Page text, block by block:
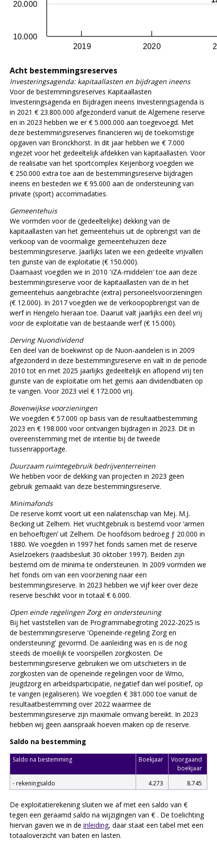
2019 2020
10.000
20.000
Acht bestemmingsreserves
Investeringsagenda: kapitaallasten en bijdragen ineens
Voor de bestemmingsreserves Kapitaallasten
Investeringsagenda en Bijdragen ineens Investeringsagenda is
in 2021 € 23.800.000 afgezonderd vanuit de Algemene reserve
en in 2023 hebben we er € 5.000.000 aan toegevoegd. Met
deze bestemmingsreserves financieren wij de toekomstige
opgaven van Bronckhorst. In dit jaar hebben we € 7.000
ingezet voor het gedeeltelijk afdekken van kapitaallasten. Voor
de realisatie van het sportcomplex Keijenborg voegden we
€ 250.000 extra toe aan de bestemmingsreserve bijdragen
ineens en besteden we € 95.000 aan de ondersteuning van
private (sport) accommadaties.
Gemeentehuis
We vormden voor de (gedeeltelijke) dekking van de
kapitaallasten van het gemeentehuis uit de opbrengst van de
verkoop van de voormalige gemeentehuizen deze
bestemmingsreserve. Jaarlijks laten we een gedeelte vrijvallen
ten gunste van de exploitatie (€ 150.000).
Daarnaast voegden we in 2010 'IZA-middelen' toe aan deze
bestemmingsreserve voor de kapitaallasten van de in het
gemeentehuis aangebrachte (extra) personeelsvoorzieningen
(€ 12.000). In 2017 voegden we de verkoopopbrengst van de
werf in Hengelo hieraan toe. Daaruit valt jaarlijks een deel vrij
voor de exploitatie van de bestaande werf (€ 15.000).
Derving Nuondividend
Een deel van de boekwinst op de Nuon-aandelen is in 2009
afgezonderd in deze bestemmingsreserve en valt in de periode
2010 tot en met 2025 jaarlijks gedeeltelijk en aflopend vrij ten
gunste van de exploitatie om het gemis aan dividendbaten op
te vangen. Voor 2023 viel € 172.000 vrij.
Bovenwijkse voorzieningen
We voegden € 57.000 op basis van de resultaatbestemming
2023 en € 198.000 voor ontvangen bijdragen in 2023. Dit in
overeenstemming met de intentie bij de tweede
tussenrapportage.
Duurzaam ruimtegebruik bedrijventerreinen
We hebben voor de dekking van projecten in 2023 geen
gebruik gemaakt van deze bestemmingsreserve.
Minimafonds
De reserve komt voort uit een nalatenschap van Mej. M.J.
Becking uit Zelhem. Het vruchtgebruik is bestemd voor ‘armen
en behoeftigen’ uit Zelhem. De hoofdsom bedroeg ƒ 20.000 in
1880. We voegden in 1997 het fonds samen met de reserve
Asielzoekers (raadsbesluit 30 oktober 1997). Beiden zijn
bestemd om de minima te ondersteunen. In 2009 vormden we
het fonds om van een voorziening naar een
bestemmingsreserve. In 2023 hebben we vijf keer over deze
reserve beschikt voor in totaal € 6.000.
Open einde regelingen Zorg en ondersteuning
Bij het vaststellen van de Programmabegroting 2022-2025 is
de bestemmingsreserve 'Openeinde-regeling Zorg en
ondersteuning' gevormd. De aanleiding was en is de nog
steeds de moeilijk te voorspellen zorgkosten. De
bestemmingsreserve gebruiken we om uitschieters in de
zorgkosten van de openeinde regelingen voor de Wmo,
Jeugdzorg en arbeidsparticipatie, negatief dan wel positief, op
te vangen (egaliseren). We voegden € 381.000 toe vanuit de
resultaatbestemming over 2022 waarmee de
bestemmingsreserve zijn maximale omvang bereikt. In 2023
hebben wij geen aanspraak hoeven maken op de reserve.
Saldo na bestemming
Saldo na bestemming Boekjaar
Voorgaand
boekjaar
- rekeningsaldo
4.273 8.745
De exploitatierekening sluiten we af met een saldo van €
tegen een geraamd saldo na wijzigingen van € . De toelichting
hiervan gaven we in de inleiding, daar staat een tabel met een
totaaloverzicht van baten en lasten.